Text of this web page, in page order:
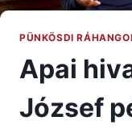
PÜNKÖSDI
Apai
József